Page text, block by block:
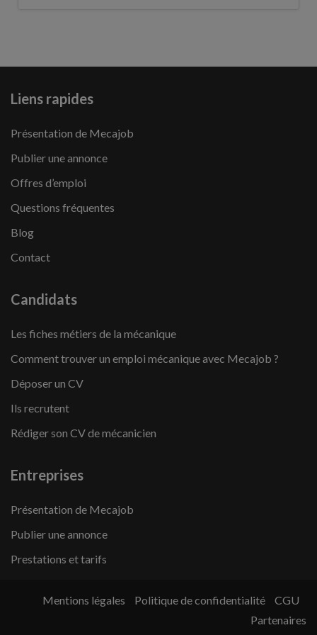
Liens rapides
Présentation de Mecajob
Publier une annonce
Offres d’emploi
Questions fréquentes
Blog
Contact
Candidats
Les fiches métiers de la mécanique
Comment trouver un emploi mécanique avec Mecajob ?
Déposer un CV
Ils recrutent
Rédiger son CV de mécanicien
Entreprises
Présentation de Mecajob
Publier une annonce
Prestations et tarifs
Mentions légales Politique de confidentialité
CGU
Partenaires